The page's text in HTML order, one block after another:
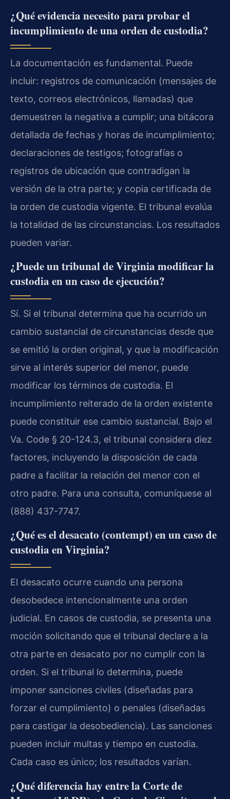
¿Qué evidencia necesito para probar el
incumplimiento de una orden de custodia?
La documentación es fundamental. Puede
incluir: registros de comunicación (mensajes de
texto, correos electrónicos, llamadas) que
demuestren la negativa a cumplir; una bitácora
detallada de fechas y horas de incumplimiento;
declaraciones de testigos; fotografías o
registros de ubicación que contradigan la
versión de la otra parte; y copia certificada de
la orden de custodia vigente. El tribunal evalúa
la totalidad de las circunstancias. Los resultados
pueden variar.
¿Puede un tribunal de Virginia modificar la
custodia en un caso de ejecución?
Sí. Si el tribunal determina que ha ocurrido un
cambio sustancial de circunstancias desde que
se emitió la orden original, y que la modificación
sirve al interés superior del menor, puede
modificar los términos de custodia. El
incumplimiento reiterado de la orden existente
puede constituir ese cambio sustancial. Bajo el
Va. Code § 20-124.3, el tribunal considera diez
factores, incluyendo la disposición de cada
padre a facilitar la relación del menor con el
otro padre. Para una consulta, comuníquese al
(888) 437-7747.
¿Qué es el desacato (contempt) en un caso de
custodia en Virginia?
El desacato ocurre cuando una persona
desobedece intencionalmente una orden
judicial. En casos de custodia, se presenta una
moción solicitando que el tribunal declare a la
otra parte en desacato por no cumplir con la
orden. Si el tribunal lo determina, puede
imponer sanciones civiles (diseñadas para
forzar el cumplimiento) o penales (diseñadas
para castigar la desobediencia). Las sanciones
pueden incluir multas y tiempo en custodia.
Cada caso es único; los resultados varían.
¿Qué diferencia hay entre la Corte de